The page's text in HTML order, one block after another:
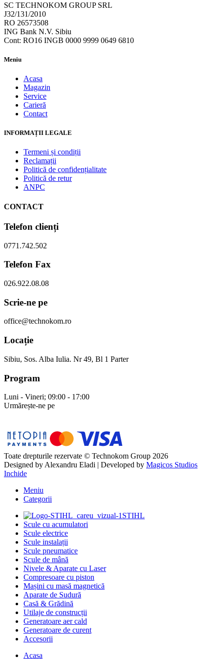
SC TECHNOKOM GROUP SRL
J32/131/2010
RO 26573508
ING Bank N.V. Sibiu
Cont: RO16 INGB 0000 9999 0649 6810
Meniu
Acasa
Magazin
Service
Carieră
Contact
INFORMAȚII LEGALE
Termeni și condiții
Reclamații
Politică de confidențialitate
Politică de retur
ANPC
CONTACT
Telefon clienți
0771.742.502
Telefon Fax
026.922.08.08
Scrie-ne pe
office@technokom.ro
Locație
Sibiu, Sos. Alba Iulia. Nr 49, Bl 1 Parter
Program
Luni - Vineri; 09:00 - 17:00
Urmărește-ne pe
Toate drepturile rezervate © Technokom Group 2026
Designed by Alexandru Eladi | Developed by Magicos Studios
Inchide
Meniu
Categorii
STIHL
Scule cu acumulatori
Scule electrice
Scule instalații
Scule pneumatice
Scule de mână
Nivele & Aparate cu Laser
Compresoare cu piston
Mașini cu masă magnetică
Aparate de Sudură
Casă & Grădină
Utilaje de construcții
Generatoare aer cald
Generatoare de curent
Accesorii
Acasa